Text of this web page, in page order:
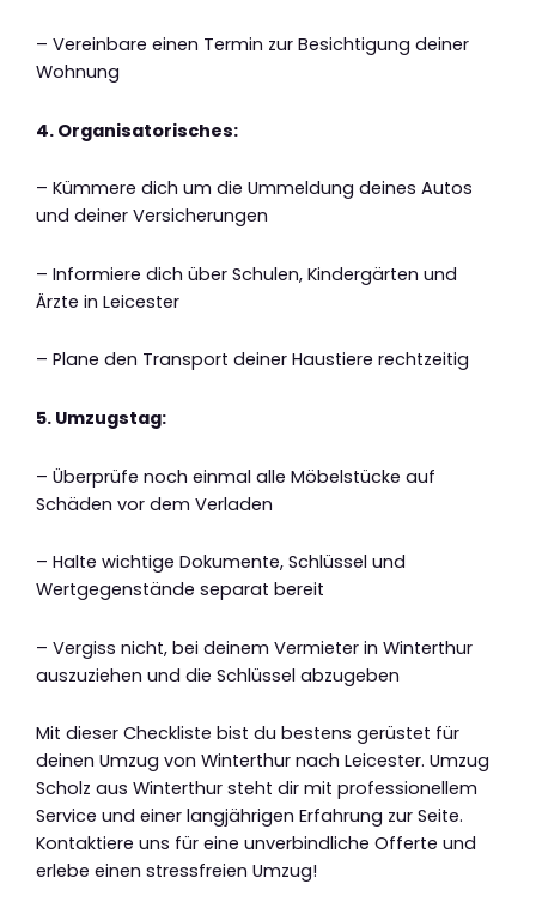
– Vereinbare einen Termin zur Besichtigung deiner
Wohnung
4. Organisatorisches:
– Kümmere dich um die Ummeldung deines Autos
und deiner Versicherungen
– Informiere dich über Schulen, Kindergärten und
Ärzte in Leicester
– Plane den Transport deiner Haustiere rechtzeitig
5. Umzugstag:
– Überprüfe noch einmal alle Möbelstücke auf
Schäden vor dem Verladen
– Halte wichtige Dokumente, Schlüssel und
Wertgegenstände separat bereit
– Vergiss nicht, bei deinem Vermieter in Winterthur
auszuziehen und die Schlüssel abzugeben
Mit dieser Checkliste bist du bestens gerüstet für
deinen Umzug von Winterthur nach Leicester. Umzug
Scholz aus Winterthur steht dir mit professionellem
Service und einer langjährigen Erfahrung zur Seite.
Kontaktiere uns für eine unverbindliche Offerte und
erlebe einen stressfreien Umzug!